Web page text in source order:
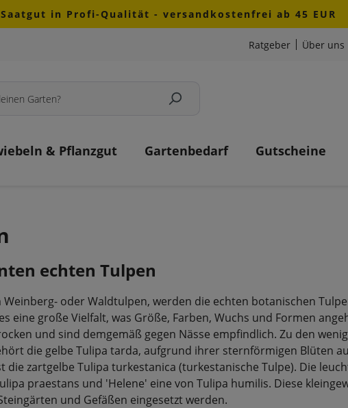
in Profi-Qualität - versandkostenfrei ab 45 EUR
Ratgeber Über uns
& Pflanzgut Gartenbedarf Gutscheine
echten Tulpen
Weinberg- oder Waldtulpen, werden die echten botanischen
eine große Vielfalt, was Größe, Farben, Wuchs und Formen
und sind demgemäß gegen Nässe empfindlich. Zu den
die gelbe Tulipa tarda, aufgrund ihrer sternförmigen Blüten
die zartgelbe Tulipa turkestanica (turkestanische Tulpe). Die
praestans und 'Helene' eine von Tulipa humilis. Diese
und Gefäßen eingesetzt werden.